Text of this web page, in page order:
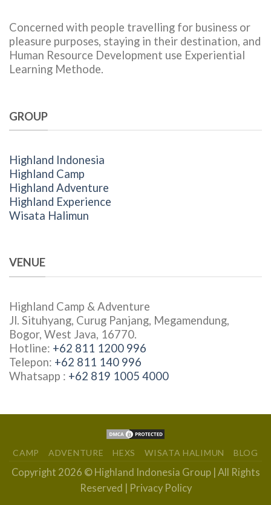
Concerned with people travelling for business or
pleasure purposes, staying in their destination, and
Human Resource Development use Experiential
Learning Methode.
GROUP
Highland Indonesia
Highland Camp
Highland Adventure
Highland Experience
Wisata Halimun
VENUE
Highland Camp & Adventure
Jl. Situhyang, Curug Panjang, Megamendung,
Bogor, West Java, 16770.
Hotline: +62 811 1200 996
Telepon: +62 811 140 996
Whatsapp : +62 819 1005 4000
CAMP ADVENTURE HEXS WISATA HALIMUN BLOG
Copyright 2026 © Highland Indonesia Group| All Rights
Reserved |
Privacy Policy